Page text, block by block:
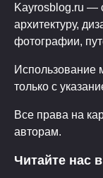
Kayrosblog.ru —
архитектуру,
фотографии,
Использование
только с
Все права на
авторам.
Читайте нас